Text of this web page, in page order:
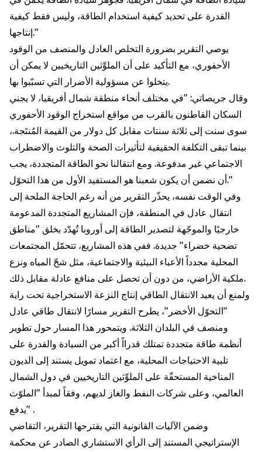
القدرة على تحديد كيفية استخدام الطاقة، وليس فقط كيفية
إنتاجها."
يوصي التقرير بضرورة التخلص العادل والمنصف من الوقود
الأحفوري، مع التأكيد على أن الملوِّثين التاريخيين لا يمكن أن
يتخلوا عن مسؤولية الأضرار التي تسبّبوا بها.
وقال جريصاتي: "في مختلف أنحاء منطقة شمال أفريقيا، لا يجني
السكان القاطنون بالقرب من مواقع استخراج الوقود الأحفوري
سوى سنت إلى ثلاثة سنتات مقابل كل دولار من القيمة المُنتَجة.،
بينما تبقى التكلفة الحقيقية لتأثيرات الصحة والتلوث والاضطراب
الاجتماعي غير مدفوعة. ومع انتقالنا نحو الطاقة المتجددة، يجب
أن نضمن أن يكون شعبنا هو المستفيد الأول من هذا التحوّل."
وفي الوقت نفسه، يحذّر التقرير من أنه رغم الحاجة الملحة إلى
انتقال عادل في المنطقة، فإن المشاريع المتجددة المدعومة
خارجيًا والموجّهة لتصدير الطاقة إلى أوروبا تُهدّد بخلق "مناطق
تضحية خضراء" جديدة. ففي هذه المشاريع، تتحمّل المجتمعات
المحلية مجدداً الأعباء البيئية والاجتماعية، مثل شحّ المياه ونزع
ملكية الأراضي، من دون أن تحصل على منافع عادلة مقابل ذلك.
ولمنع أن يعيد الانتقال الطاقي إنتاج النزعة الاستخراجية تحت راية
"التحوّل الأخضر"، يطرح التقرير مسارًا لانتقال طاقي عادل
ومنصف في البلدان الثلاثة. ويتمحور هذا المسار حول تطوير
أنظمة طاقة متجددة تمتلك قدرااً أكبر من السيادة والقدرة على
تلبية الاحتياجات المحلية، مع اعتماد تمويل يستند إلى الديون
المناخية المستحقّة على الملوِّثين التاريخيين في دول الشمال
العالمي، وعلى شركات النفط والغاز لديهم، وفقاً لمبدأ "الملوّث
يدفع" .
وضمن الآليات القانونية التي يقترحها التقرير، التقاضي
الإستراتيجي المستند إلى الرأي الاستشاري الصادر عن محكمة